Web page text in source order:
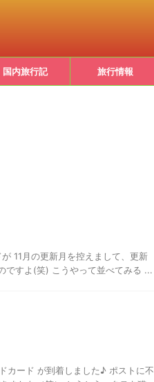
国内旅行記 旅行情報
11月の更新月を控えまして、更新
ですよ(笑) こうやって並べてみる ...
カード が到着しました♪ ポストに不